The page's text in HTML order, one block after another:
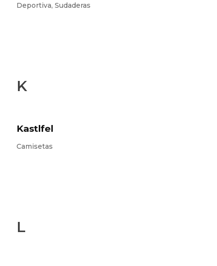
Deportiva, Sudaderas
K
Kastlfel
Camisetas
L